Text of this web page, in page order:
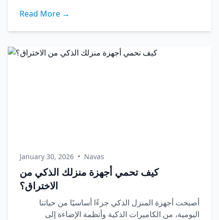
Read More →
January 30, 2026 • Navas
كيف تحمي أجهزة منزلك الذكي من
الاختراق؟
أصبحت أجهزة المنزل الذكي جزءًا أساسيًا من حياتنا
اليومية، من الكاميرات الذكية وأنظمة الإضاءة إلى